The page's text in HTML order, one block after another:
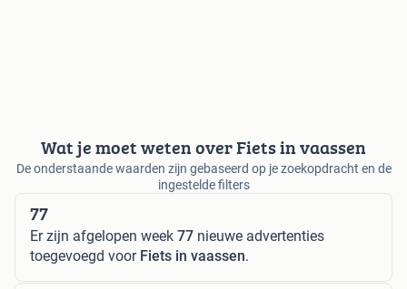
Wat je moet weten over Fiets in vaassen
De onderstaande waarden zijn gebaseerd op je zoekopdracht en de
ingestelde filters
77
Er zijn afgelopen week 77 nieuwe advertenties
toegevoegd voor Fiets in vaassen.